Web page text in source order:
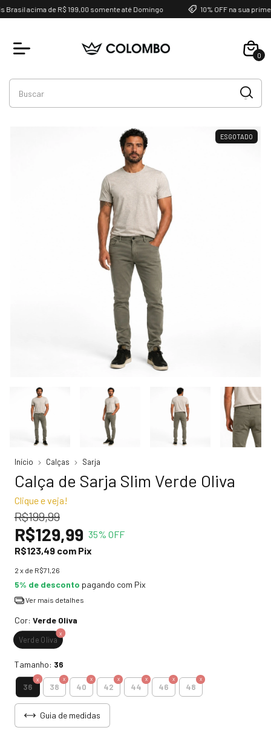
acima de R$ 199,00 somente até Domingo 10% OFF na sua
0
ESGOTADO
Início Calças Sarja
Calça de Sarja Slim Verde Oliva
Clique e veja!
R$199,99
R$129,99 35% OFF
R$123,49 com Pix
2 x de R$71,26
5% de desconto pagando com Pix
Ver mais detalhes
Cor: Verde Oliva
Verde Oliva
Tamanho: 36
36 38 40 42 44 46 48
Guia de medidas